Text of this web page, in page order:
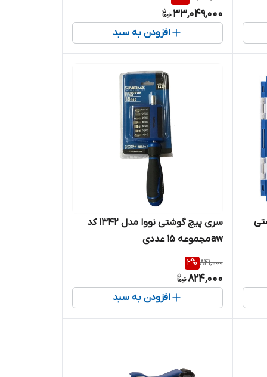
33,049,000
افزودن به سبد
سری پیچ گوشتی نووا مدل 1342 کد
aw مجموعه 15 عددی
841,000
2%
824,000
افزودن به سبد